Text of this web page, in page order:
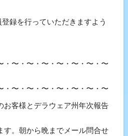
録を行っていただきますよう
・〜・〜・〜・〜・〜・〜・〜・〜
・〜・〜・〜・〜・〜・〜・〜・〜
お客様とデラウェア州年次報告
す。朝から晩までメール問合せ